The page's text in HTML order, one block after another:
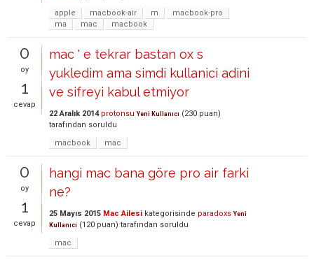
apple
macbook-air m
macbook-pro
ma
mac macbook
0
oy
1
cevap
mac ' e tekrar bastan ox s
yukledim ama simdi kullanici adini
ve sifreyi kabul etmiyor
22 Aralık 2014 protonsu Yeni Kullanıcı (230 puan)
tarafından soruldu
macbook
mac
0
oy
1
cevap
hangi mac bana göre pro air farki
ne?
25 Mayıs 2015 Mac Ailesi kategorisinde paradoxs Yeni
Kullanıcı (120 puan) tarafından soruldu
mac